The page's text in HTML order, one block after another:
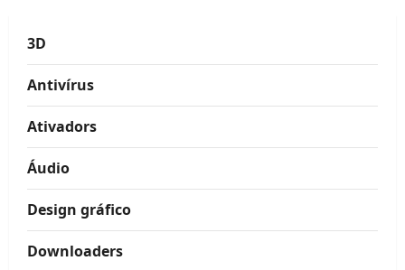
3D
Antivírus
Ativadors
Áudio
Design gráfico
Downloaders